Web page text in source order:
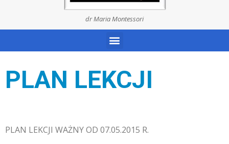
dr Maria Montessori
PLAN LEKCJI
PLAN LEKCJI WAŻNY OD 07.05.2015 R.